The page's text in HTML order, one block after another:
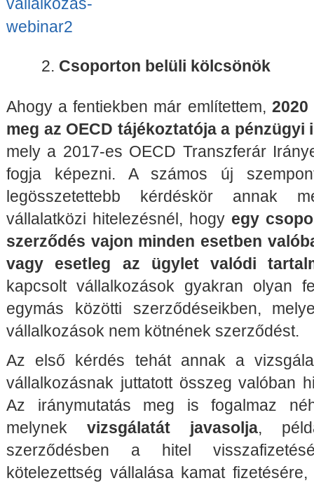
Csoporton belüli kölcsönök
Ahogy a fentiekben már említettem,
meg az OECD tájékoztatója a
mely a 2017-es OECD Transzferár
fogja képezni. A számos új
legösszetettebb kérdéskör annak
vállalatközi hitelezésnél, hogy egy
szerződés vajon minden esetben
vagy esetleg az ügylet valódi
kapcsolt vállalkozások gyakran olyan
egymás közötti szerződéseikben,
vállalkozások nem kötnének szerződést.
Az első kérdés tehát annak a
vállalkozásnak juttatott összeg valóban
Az iránymutatás meg is fogalmaz
melynek vizsgálatát javasolja,
szerződésben a hitel
kötelezettség vállalása kamat